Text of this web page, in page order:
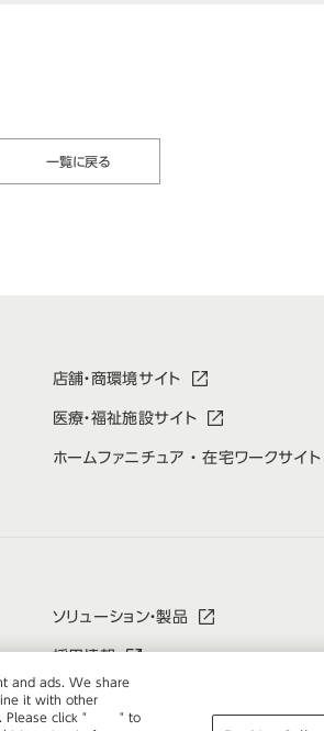
一覧に戻る
店舗・商環境サイト
医療・福祉施設サイト
ホームファニチュア ・ 在宅ワークサイト
ソリューション・製品
採用情報
and ads. We share
it with other
Please click "
" to